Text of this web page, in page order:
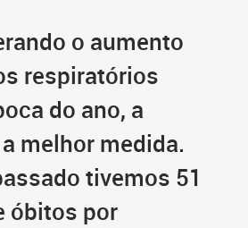
o aumento
respiratórios
do ano, a
melhor medida.
tivemos 51
óbitos por